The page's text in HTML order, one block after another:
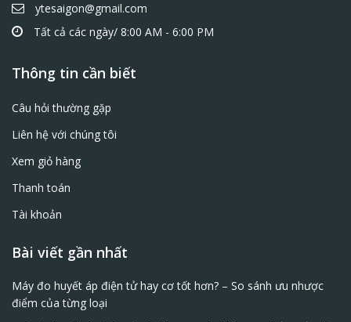
ytesaigon@gmail.com
Tất cả các ngày/ 8:00 AM - 6:00 PM
Thông tin cần biết
Câu hỏi thường gặp
Liên hệ với chúng tôi
Xem giỏ hàng
Thanh toán
Tài khoản
Bài viết gần nhất
Máy đo huyết áp điện tử hay cơ tốt hơn? – So sánh ưu nhược
điểm của từng loại